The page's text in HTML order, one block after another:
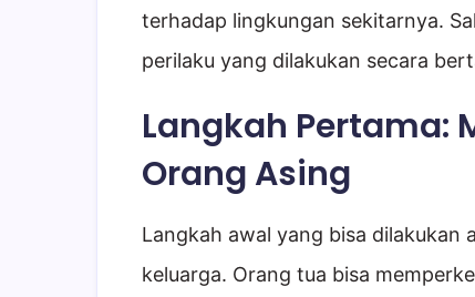
terhadap lingkungan sekitarnya.
perilaku yang dilakukan secara
Langkah Pertama:
Orang Asing
Langkah awal yang bisa dilakukan
keluarga. Orang tua bisa